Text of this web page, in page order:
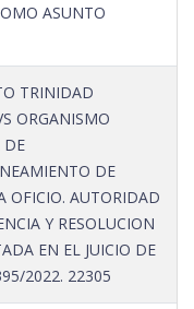
ASUNTO
TRINIDAD
ORGANISMO
DE
DE
OFICIO. AUTORIDAD
Y RESOLUCION
EN EL JUICIO DE
2022. 22305